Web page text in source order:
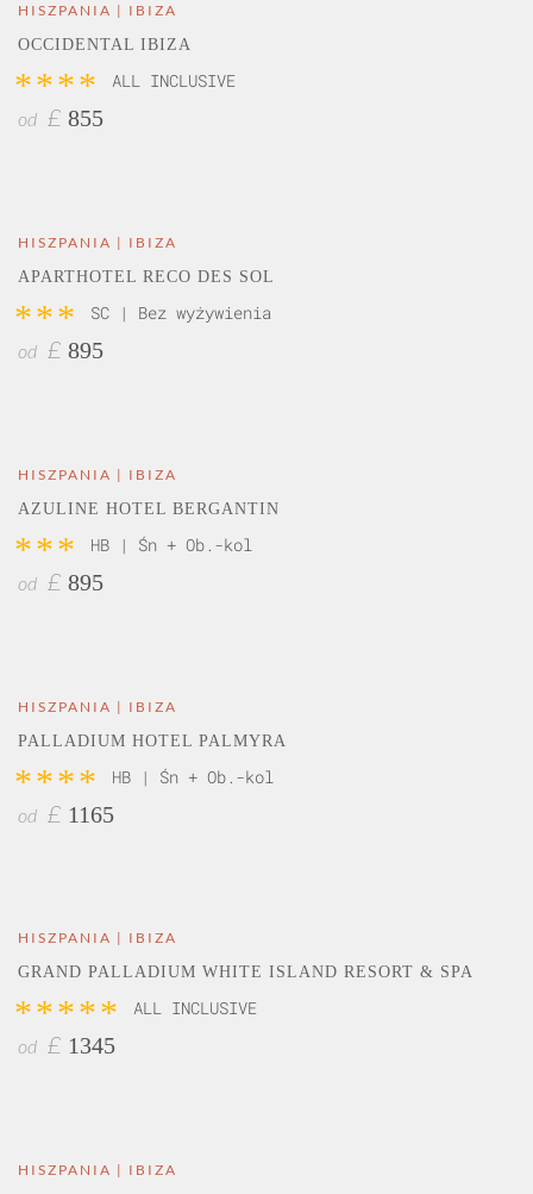
HISZPANIA | IBIZA
OCCIDENTAL IBIZA
**** ALL INCLUSIVE
od £ 855
HISZPANIA | IBIZA
APARTHOTEL RECO DES SOL
*** SC | Bez wyżywienia
od £ 895
HISZPANIA | IBIZA
AZULINE HOTEL BERGANTIN
*** HB | Śn + Ob.-kol
od £ 895
HISZPANIA | IBIZA
PALLADIUM HOTEL PALMYRA
**** HB | Śn + Ob.-kol
od £ 1165
HISZPANIA | IBIZA
GRAND PALLADIUM WHITE ISLAND RESORT & SPA
***** ALL INCLUSIVE
od £ 1345
HISZPANIA | IBIZA